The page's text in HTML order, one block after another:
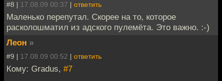
#8 | 17.08.09 00:37 | ответить
Маленько перепутал. Скорее на то, которое
расколошматил из адского пулемёта. Это важно. :-)
Леон »
#9 | 17.08.09 00:52 | ответить
Кому: Gradus, #7